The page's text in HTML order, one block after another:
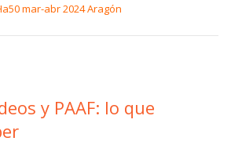
mar-abr 2024 Aragón
y PAAF: lo que